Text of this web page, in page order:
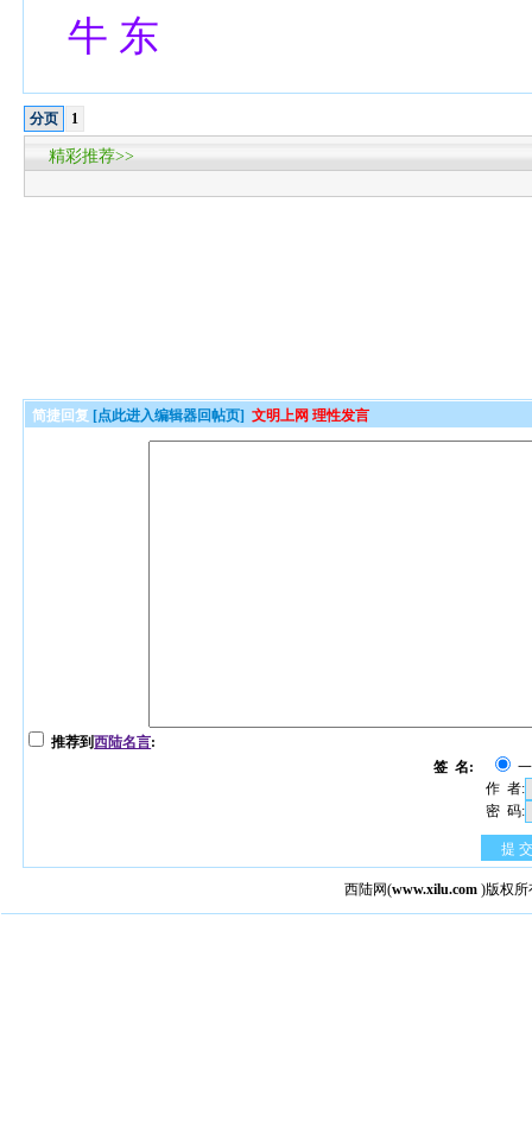
牛 东
分页 1
精彩推荐>>
简捷回复 [点此进入编辑器回帖页] 文明上网 理性发言
推荐到西陆名言:
签 名:
作 者:
密 码:
提 交
西陆网(www.xilu.com )版权